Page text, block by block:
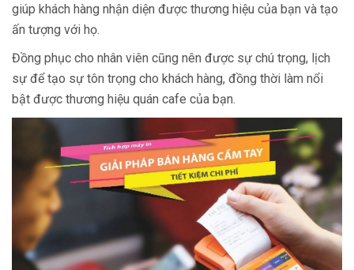
giúp khách hàng nhận diện được thương hiệu của bạn và tạo
ấn tượng với họ.
Đồng phục cho nhân viên cũng nên được sự chú trọng, lịch
sự để tạo sự tôn trọng cho khách hàng, đồng thời làm nổi
bật được thương hiệu quán cafe của bạn.